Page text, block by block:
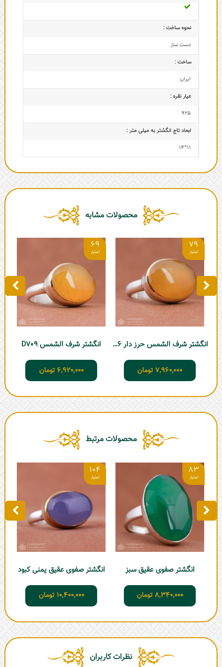
نحوه ساخت :
دست ساز
ساخت :
ایران
عیار نقره :
925
ابعاد تاج‌ انگشتر به میلی متر :
11*14
محصولات مشابه
79
انگشتر شرف الشمس حرز دار D706
7,960,000 تومان
69
انگشتر شرف الشمس D709
6,920,000 تومان
محصولات مرتبط
83
انگشتر صفوی عقیق سبز
8,340,000 تومان
104
انگشتر صفوی عقیق یمنی کبود
10,400,000 تومان
نظرات کاربران